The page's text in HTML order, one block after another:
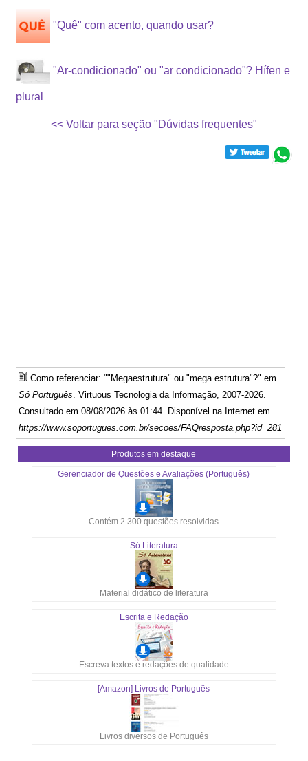
"Quê" com acento, quando usar?
"Ar-condicionado" ou "ar condicionado"? Hífen e
plural
<< Voltar para seção "Dúvidas frequentes"
Como referenciar: ""Megaestrutura" ou "mega estrutura"?" em
Só Português . Virtuous Tecnologia da Informação, 2007-2026.
Consultado em 08/08/2026 às 01:44. Disponível na Internet em
https://www.soportugues.com.br/secoes/FAQresposta.php?id=281
Produtos em destaque
Gerenciador de Questões e Avaliações (Português)
Contém 2.300 questões resolvidas
Só Literatura
Material didático de literatura
Escrita e Redação
Escreva textos e redações de qualidade
[Amazon] Livros de Português
Livros diversos de Português